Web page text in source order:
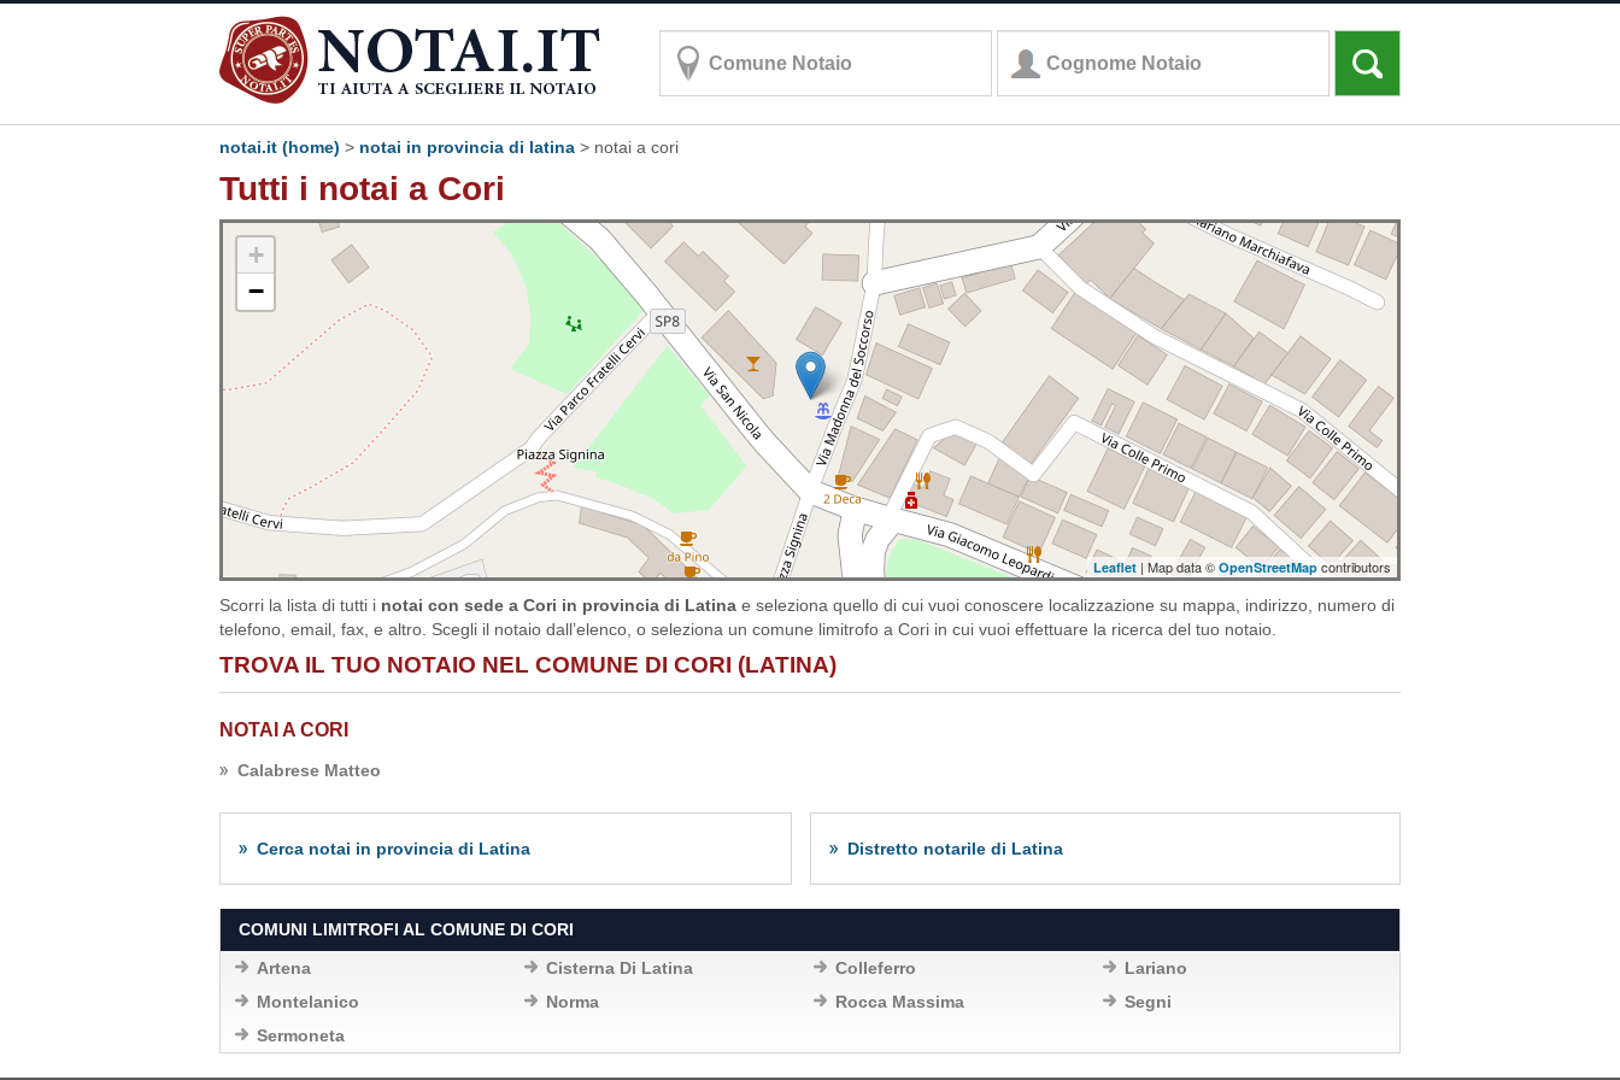
notai.it (home) > notai in provincia di latina > notai a cori
Tutti i notai a Cori
+
−
Leaflet | Map data © OpenStreetMap contributors
Scorri la lista di tutti i notai con sede a Cori in provincia di Latina e seleziona quello di cui vuoi conoscere localizzazione su mappa, indirizzo, numero di
telefono, email, fax, e altro. Scegli il notaio dall’elenco, o seleziona un comune limitrofo a Cori in cui vuoi effettuare la ricerca del tuo notaio.
TROVA IL TUO NOTAIO NEL COMUNE DI CORI (LATINA)
NOTAI A CORI
Calabrese Matteo
Cerca notai in provincia di Latina Distretto notarile di Latina
COMUNI LIMITROFI AL COMUNE DI CORI
Artena
Cisterna Di Latina Colleferro
Lariano
Montelanico
Norma Rocca Massima
Segni
Sermoneta